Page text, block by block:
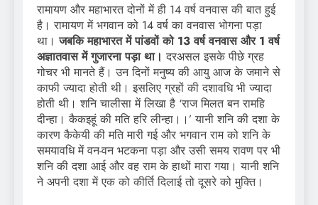
रामायण और महाभारत दोनों में ही 14 वर्ष वनवास की बात हुई
है। रामायण में भगवान को 14 वर्ष का वनवास भोगना पड़ा
था।जबकि महाभारत में पांडवों को 13 वर्ष वनवास और 1 वर्ष
अज्ञातवास में गुजारना पड़ा था।दरअसल इसके पीछे ग्रह
गोचर भी मानते हैं। उन दिनों मनुष्य की आयु आज के जमाने से
काफी ज्यादा होती थी। इसलिए ग्रहों की दशावधि भी ज्यादा
होती थी। शनि चालीसा में लिखा है ‘राज मिलत बन रामहि
दीन्हा। कैकइहूं की मति हरि लीन्हा।।’ यानी शनि की दशा के
कारण कैकेयी की मति मारी गई और भगवान राम को शनि के
समयावधि में वन-वन भटकना पड़ा और उसी समय रावण पर भी
शनि की दशा आई और वह राम के हाथों मारा गया। यानी शनि
ने अपनी दशा में एक को कीर्ति दिलाई तो दूसरे को मुक्ति।